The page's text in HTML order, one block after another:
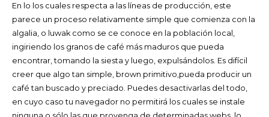
En lo los cuales respecta a las líneas de producción, este
parece un proceso relativamente simple que comienza con la
algalia, o luwak como se ce conoce en la población local,
ingiriendo los granos de café más maduros que pueda
encontrar, tomando la siesta y luego, expulsándolos. Es difícil
creer que algo tan simple, brown primitivo,pueda producir un
café tan buscado y preciado. Puedes desactivarlas del todo,
en cuyo caso tu navegador no permitirá los cuales se instale